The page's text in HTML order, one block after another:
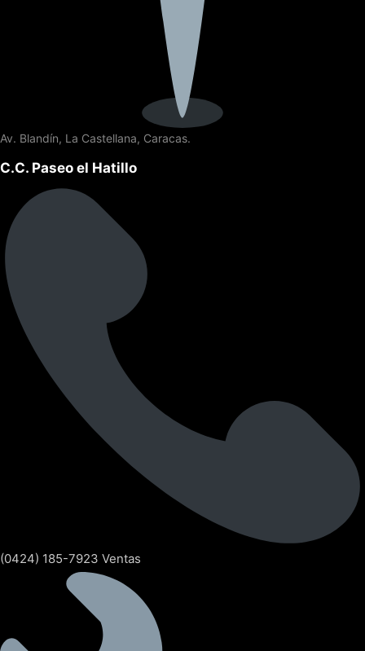
Av. Blandín, La Castellana, Caracas.
C.C. Paseo el Hatillo
(0424) 185-7923 Ventas